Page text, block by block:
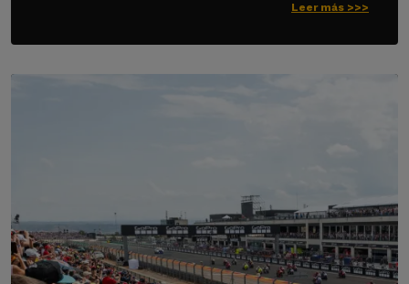
Leer más >>>